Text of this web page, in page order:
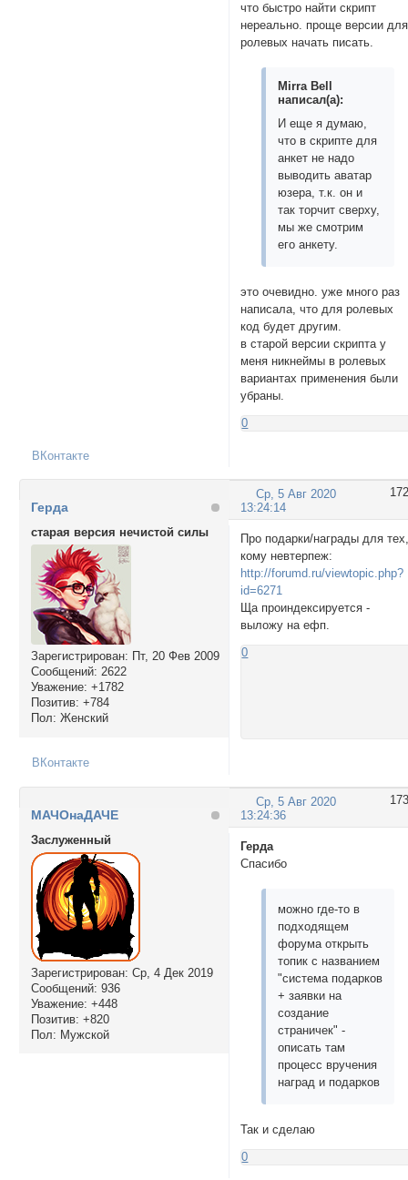
что быстро найти скрипт
нереально. проще версии для
ролевых начать писать.
Mirra Bell
написал(а):
И еще я думаю,
что в скрипте для
анкет не надо
выводить аватар
юзера, т.к. он и
так торчит сверху,
мы же смотрим
его анкету.
это очевидно. уже много раз
написала, что для ролевых
код будет другим.
в старой версии скрипта у
меня никнеймы в ролевых
вариантах применения были
убраны.
0
ВКонтакте
172
Ср, 5 Авг 2020
13:24:14
Герда
старая версия нечистой силы
Зарегистрирован: Пт, 20 Фев 2009
Сообщений: 2622
Уважение: +1782
Позитив: +784
Пол: Женский
Про подарки/награды для
кому невтерпеж:
http://forumd.ru/viewtopic.php?
id=6271
Ща проиндексируется -
выложу на ефп.
0
ВКонтакте
173
Ср, 5 Авг 2020
13:24:36
МАЧОнаДАЧЕ
Заслуженный
Зарегистрирован: Ср, 4 Дек 2019
Сообщений: 936
Уважение: +448
Позитив: +820
Пол: Мужской
Герда
Спасибо
можно где-то в
подходящем
форума открыть
топик с названием
"система подарков
+ заявки на
создание
страничек" -
описать там
процесс вручения
наград и подарков
Так и сделаю
0